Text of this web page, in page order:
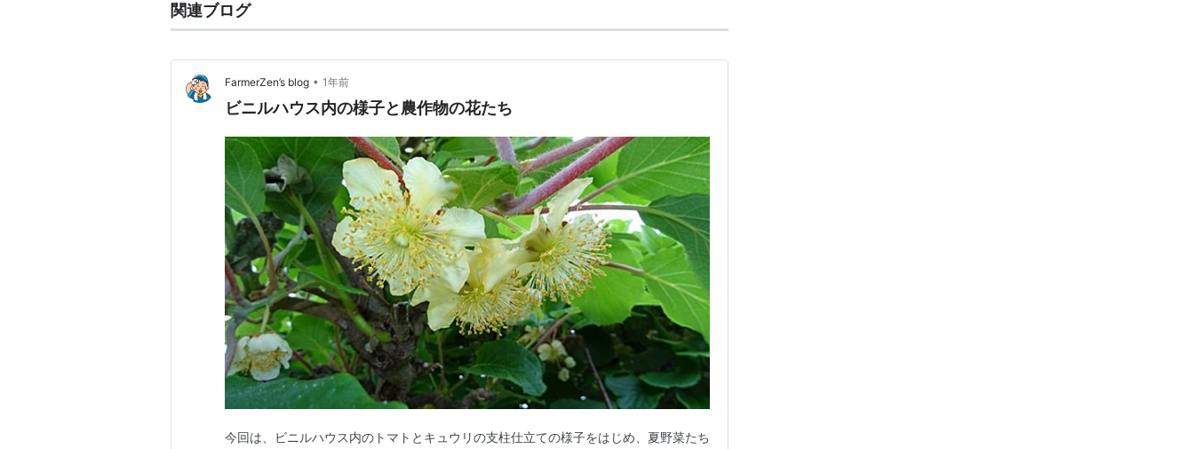
関連ブログ
FarmerZen’s blog • 1年前
ビニルハウス内の様子と農作物の花たち
今回は、ビニルハウス内のトマトとキュウリの支柱仕立ての様子をはじめ、夏野菜たち